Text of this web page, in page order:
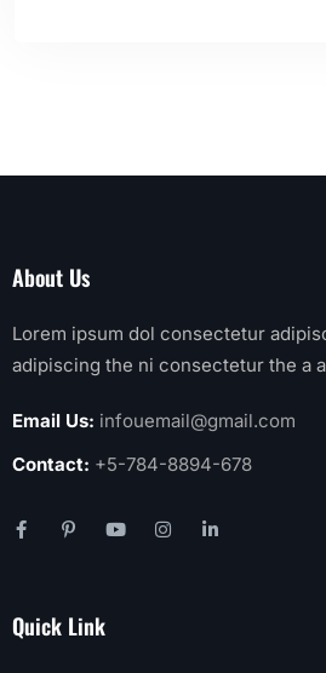
About Us
Lorem ipsum dol consectetur
adipiscing the ni consectetur the a
Email Us: infouemail@gmail.com
Contact: +5-784-8894-678
Quick Link